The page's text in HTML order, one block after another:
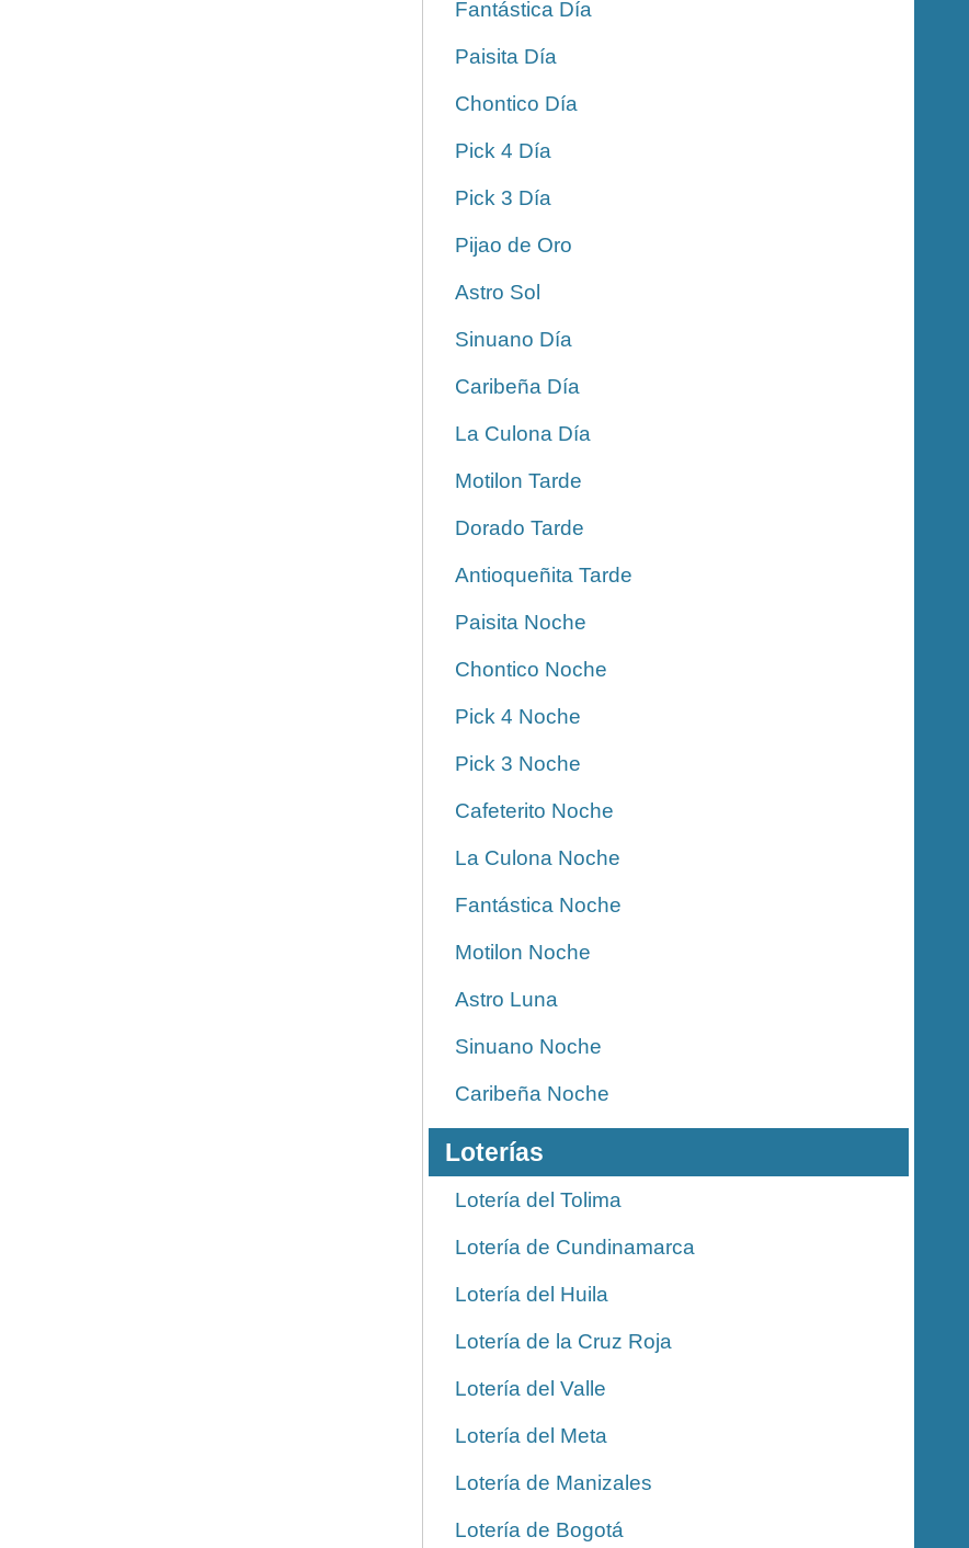
Fantástica Día
Paisita Día
Chontico Día
Pick 4 Día
Pick 3 Día
Pijao de Oro
Astro Sol
Sinuano Día
Caribeña Día
La Culona Día
Motilon Tarde
Dorado Tarde
Antioqueñita Tarde
Paisita Noche
Chontico Noche
Pick 4 Noche
Pick 3 Noche
Cafeterito Noche
La Culona Noche
Fantástica Noche
Motilon Noche
Astro Luna
Sinuano Noche
Caribeña Noche
Loterías
Lotería del Tolima
Lotería de Cundinamarca
Lotería del Huila
Lotería de la Cruz Roja
Lotería del Valle
Lotería del Meta
Lotería de Manizales
Lotería de Bogotá